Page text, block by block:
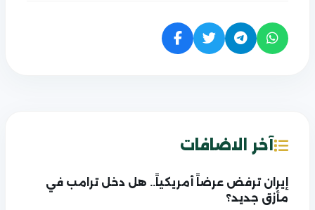
آخر الاضافات
إيران ترفض عرضاً أمريكياً.. هل دخل ترامب في
مأزق جديد؟